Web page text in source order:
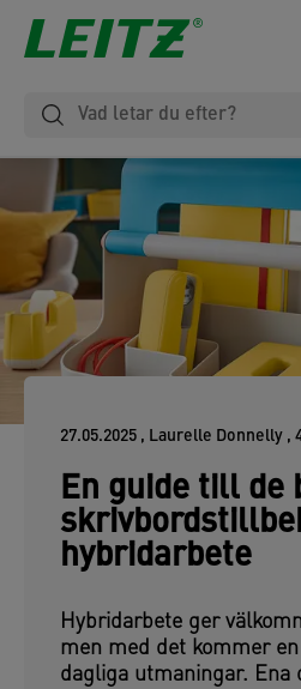
27.05.2025 , Laurelle Donnelly ,
En guide till de
hybridarbete
Hybridarbete ger
men med det kommer
dagliga utmaningar. Ena